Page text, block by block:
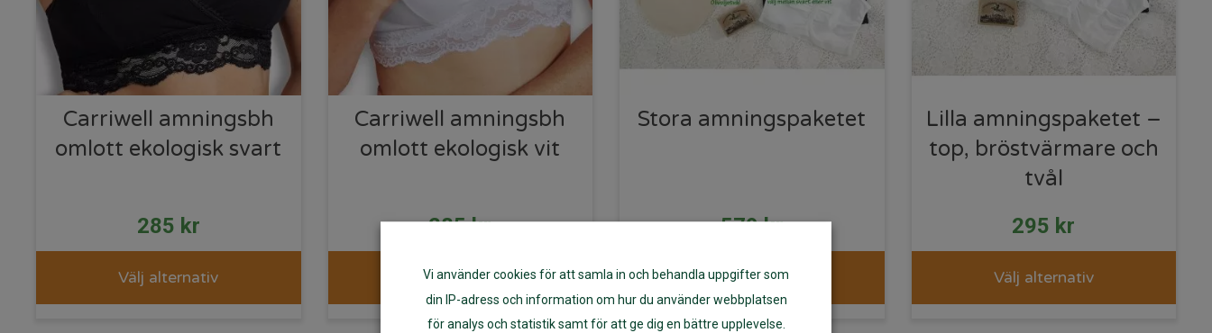
Carriwell amningsbh
omlott ekologisk svart
285 kr
Välj alternativ
Carriwell amningsbh
omlott ekologisk vit
285kr
Välj alternativ
Stora amningspaketet
579kr
Välj alternativ
Lilla amningspaketet –
top, bröstvärmare och
tvål
295 kr
Välj alternativ
Vi använder cookies för att samla in och behandla uppgifter som
din IP-adress och information om hur du använder webbplatsen
för analys och statistik samt för att ge dig en bättre upplevelse.